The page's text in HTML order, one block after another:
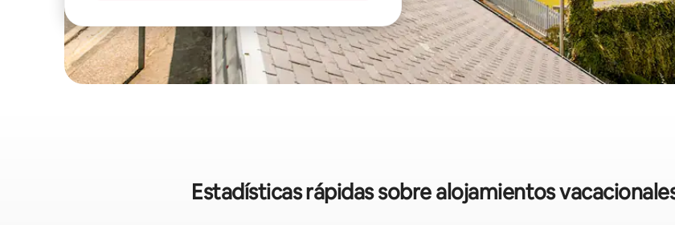
Estadísticas rápidas sobre alojamientos